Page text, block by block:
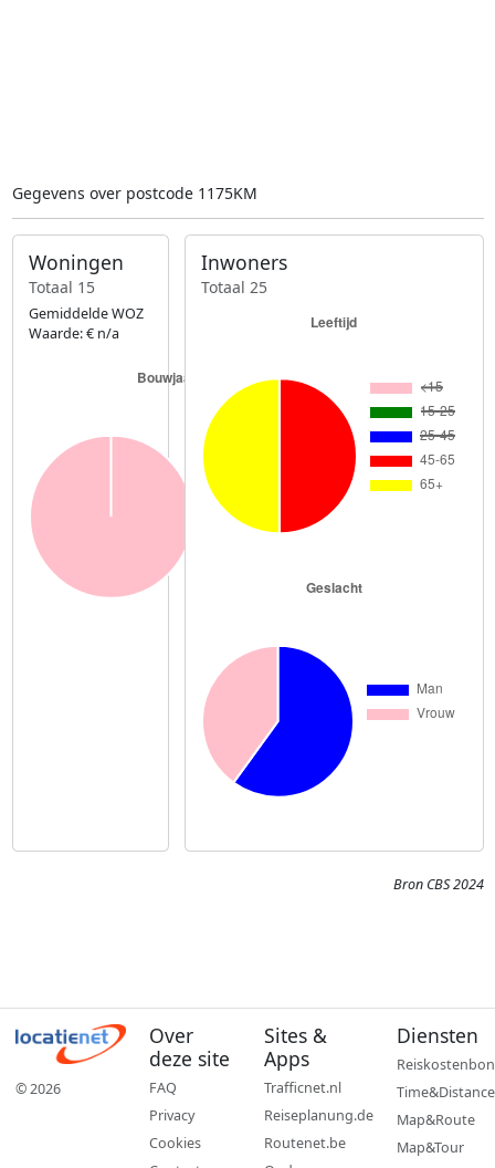
Gegevens over postcode 1175KM
Woningen
Totaal 15
Gemiddelde WOZ
Waarde: € n/a
Inwoners
Totaal 25
Bron CBS 2024
© 2026
Over
deze site
FAQ
Privacy
Cookies
Sites &
Apps
Trafficnet.nl
Reiseplanung.de
Routenet.be
Diensten
Reiskostenbon
Time&Distance
Map&Route
Map&Tour